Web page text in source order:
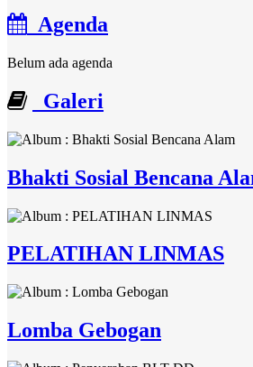
Agenda
Belum ada agenda
Galeri
Bhakti Sosial Bencana
PELATIHAN LINMAS
Lomba Gebogan